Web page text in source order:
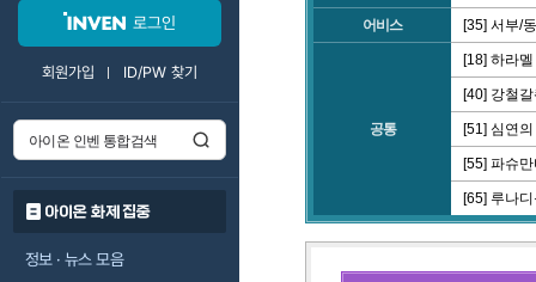
로그인
회원가입 ID/PW 찾기
아이온 화제 집중
정보 · 뉴스 모음
어비스 [35] 서부/
공통
[18] 하라멜
[40] 강철
[51] 심연
[55] 파슈
[65] 루나